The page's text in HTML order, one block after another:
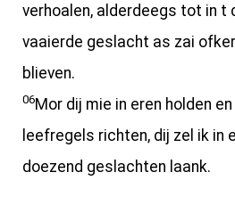
verhoalen, alderdeegs tot in t
vaaierde geslacht as zai
blieven.
06Mor dij mie in eren holden
leefregels richten, dij zel ik in
doezend geslachten laank.